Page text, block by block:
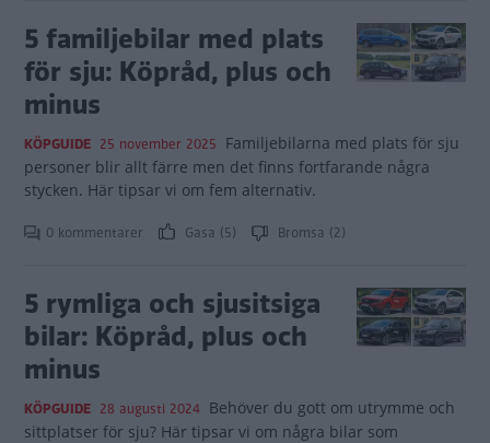
5 familjebilar med plats
för sju: Köpråd, plus och
minus
KÖPGUIDE 25 november 2025 Familjebilarna med plats för sju
personer blir allt färre men det finns fortfarande några
stycken. Här tipsar vi om fem alternativ.
0 kommentarer Gasa (5) Bromsa (2)
5 rymliga och sjusitsiga
bilar: Köpråd, plus och
minus
KÖPGUIDE 28 augusti 2024 Behöver du gott om utrymme och
sittplatser för sju? Här tipsar vi om några bilar som